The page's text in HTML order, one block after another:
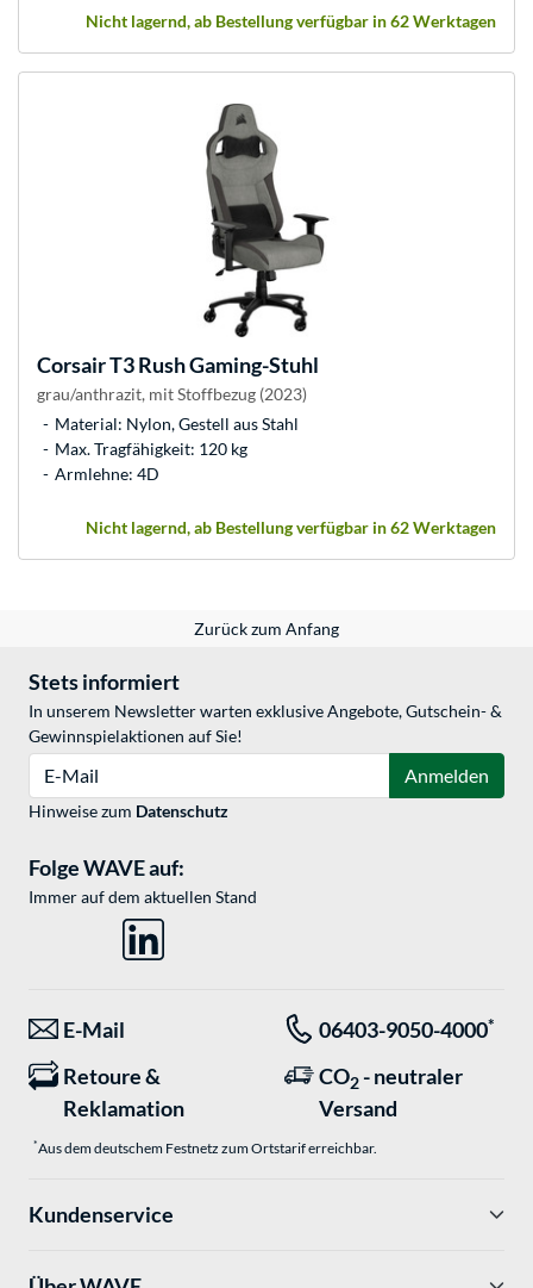
Nicht lagernd, ab Bestellung verfügbar in 62 Werktagen
CorsairT3 Rush Gaming-Stuhl
grau/anthrazit, mit Stoffbezug (2023)
Material: Nylon, Gestell aus Stahl
Max. Tragfähigkeit: 120 kg
Armlehne: 4D
Nicht lagernd, ab Bestellung verfügbar in 62 Werktagen
Zurück zum Anfang
Stets informiert
In unserem Newsletter warten exklusive Angebote, Gutschein- &
Gewinnspielaktionen auf Sie!
Anmelden
Hinweise zum Datenschutz
Folge WAVE auf:
Immer auf dem aktuellen Stand
E-Mail 06403-9050-4000*
Retoure &
Reklamation
CO2 - neutraler
Versand
*Aus dem deutschem Festnetz zum Ortstarif erreichbar.
Kundenservice